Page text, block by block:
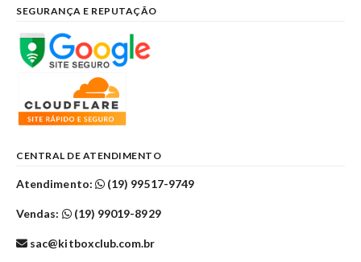
SEGURANÇA E REPUTAÇÃO
CENTRAL DE ATENDIMENTO
Atendimento: (19) 99517-9749
Vendas: (19) 99019-8929
sac@kitboxclub.com.br